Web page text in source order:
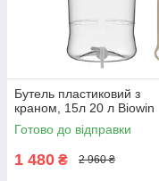
Бутель пластиковий з
краном, 15л 20 л Biowin
Готово до відправки
1 480 ₴ 2 960 ₴